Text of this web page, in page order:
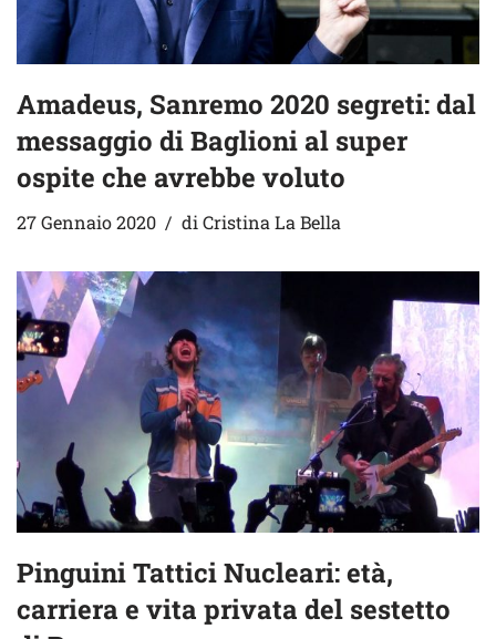
Amadeus, Sanremo 2020 segreti: dal
messaggio di Baglioni al super
ospite che avrebbe voluto
27 Gennaio 2020 di Cristina La Bella
Pinguini Tattici Nucleari: età,
carriera e vita privata del sestetto